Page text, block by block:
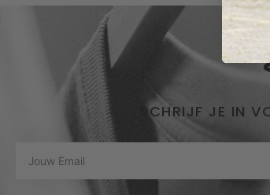
SCHRIJF JE IN